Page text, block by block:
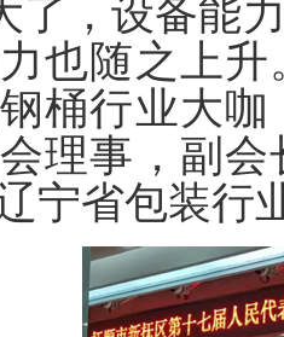
了，设备能
也随之上
桶行业大
理事，副
宁省包装行